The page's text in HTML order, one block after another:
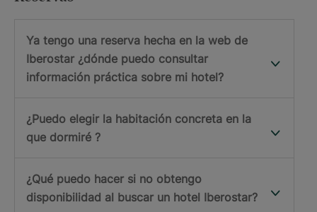
Ya tengo una reserva hecha en la web de
Iberostar ¿dónde puedo consultar
información práctica sobre mi hotel?
¿Puedo elegir la habitación concreta en la
que dormiré ?
¿Qué puedo hacer si no obtengo
disponibilidad al buscar un hotel Iberostar?